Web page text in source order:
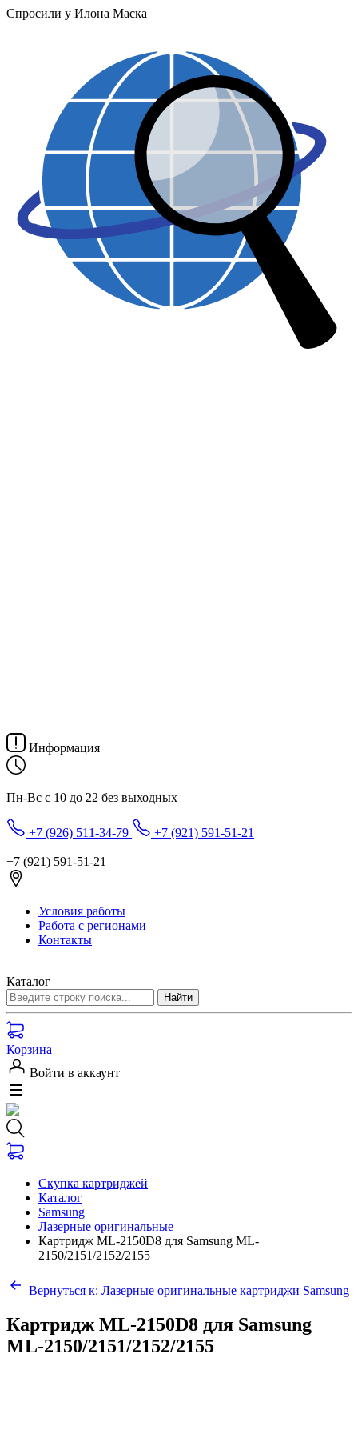
Спросили у Илона Маска
Информация
Пн-Вс с 10 до 22 без выходных
+7 (926) 511-34-79 +7 (921) 591-51-21
+7 (921) 591-51-21
Условия работы
Работа с регионами
Контакты
Каталог
Корзина
Войти в аккаунт
Скупка картриджей
Каталог
Samsung
Лазерные оригинальные
Картридж ML-2150D8 для Samsung ML-
2150/2151/2152/2155
Вернуться к: Лазерные оригинальные картриджи Samsung
Картридж ML-2150D8 для Samsung
ML-2150/2151/2152/2155